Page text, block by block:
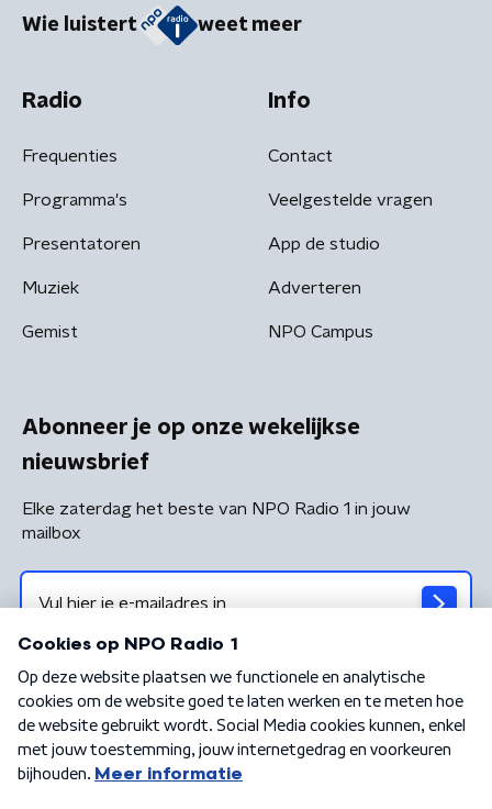
Wie luistert weet meer
Radio
Frequenties
Programma's
Presentatoren
Muziek
Gemist
Info
Contact
Veelgestelde vragen
App de studio
Adverteren
NPO Campus
Abonneer je op onze wekelijkse
nieuwsbrief
Elke zaterdag het beste van NPO Radio 1 in jouw
mailbox
Algemene voorwaarden Privacybeleid